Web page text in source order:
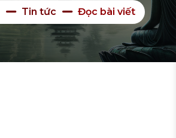
Tin tức Đọc bài viết